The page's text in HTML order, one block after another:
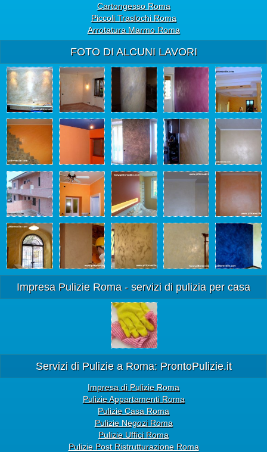
Cartongesso Roma
Piccoli Traslochi Roma
Arrotatura Marmo Roma
FOTO DI ALCUNI LAVORI
Impresa Pulizie Roma - servizi di pulizia per casa
Servizi di Pulizie a Roma: ProntoPulizie.it
Impresa di Pulizie Roma
Pulizie Appartamenti Roma
Pulizie Casa Roma
Pulizie Negozi Roma
Pulizie Uffici Roma
Pulizie Post Ristrutturazione Roma